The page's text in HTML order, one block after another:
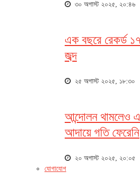
৩০ অগাস্ট ২০২৫, ২০:৪৬
এক বছরে রেকর্ড
জব্দ
২৫ অগাস্ট ২০২৫, ১৮:৩০
আন্দোলন থামলেও
আদায়ে গতি ফেরেনি
২০ অগাস্ট ২০২৫, ২০:০৫
যোগাযোগ